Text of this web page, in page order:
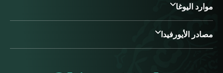
موارد اليوغا
مصادر الأيورفيدا